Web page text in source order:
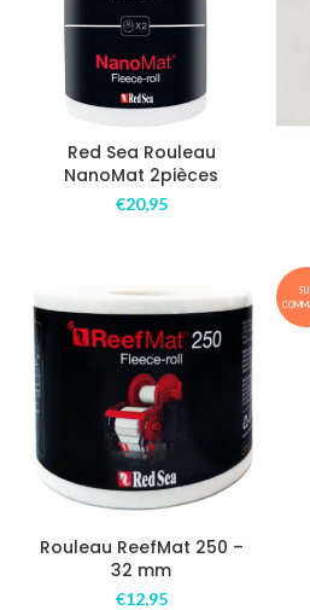
Red Sea Rouleau
NanoMat 2pièces
€20,95
Rouleau ReefMat 250 –
32 mm
€12,95